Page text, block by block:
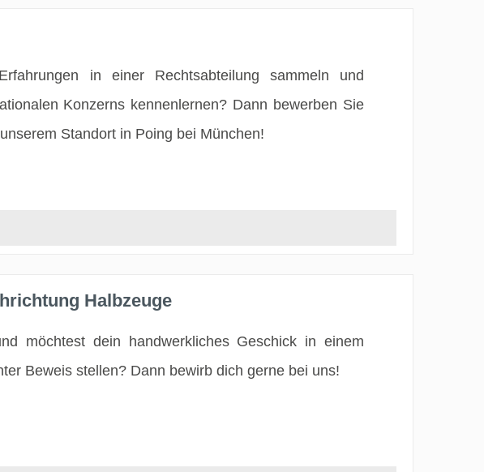
in einer Rechtsabteilung sammeln und
Konzerns kennenlernen? Dann bewerben Sie
Standort in Poing bei München!
Halbzeuge
möchtest dein handwerkliches Geschick in einem
Beweis stellen? Dann bewirb dich gerne bei uns!